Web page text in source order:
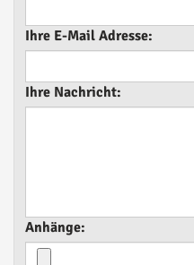
Ihre E-Mail Adresse:
Ihre Nachricht:
Anhänge: